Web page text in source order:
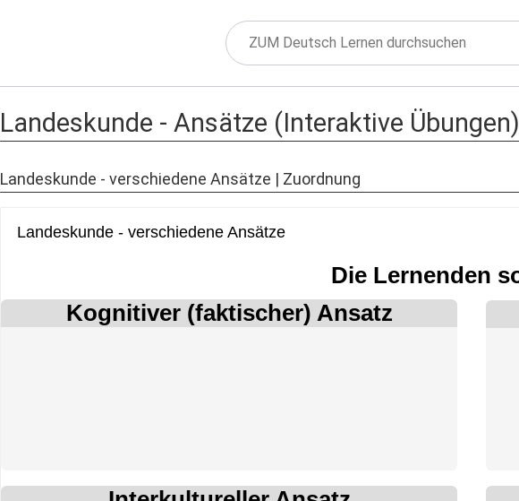
Landeskunde - Ansätze (Interaktive Übungen)
Landeskunde - verschiedene Ansätze | Zuordnung